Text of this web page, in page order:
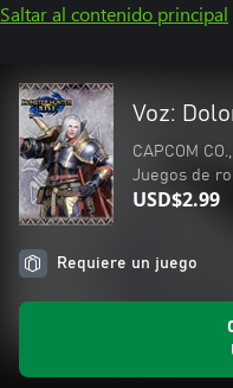
Saltar al contenido principal
Voz:
CAPCOM
Juegos de
USD$2.99
Requiere un juego